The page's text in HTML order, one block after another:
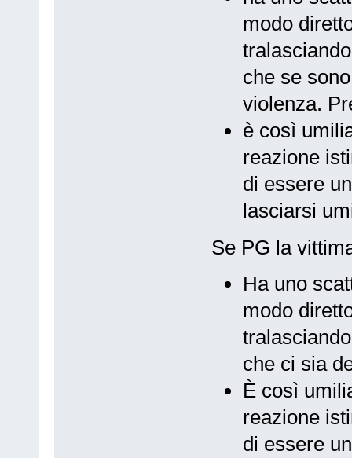
modo
che se
violenza.
è così
reazione
di essere
lasciarsi
Se PG la
Ha uno
modo
che ci sia
È così
reazione
di essere